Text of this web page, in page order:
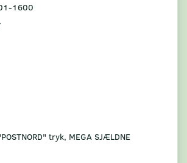
1600
tryk, MEGA SJÆLDNE